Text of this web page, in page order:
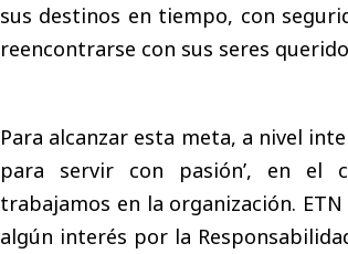
sus destinos en tiempo, con
reencontrarse con sus seres
Para alcanzar esta meta, a nivel
para servir con pasión’, en el
trabajamos en la organización.
algún interés por la